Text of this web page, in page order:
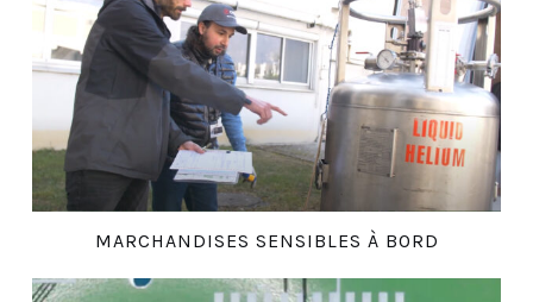
MARCHANDISES SENSIBLES À BORD